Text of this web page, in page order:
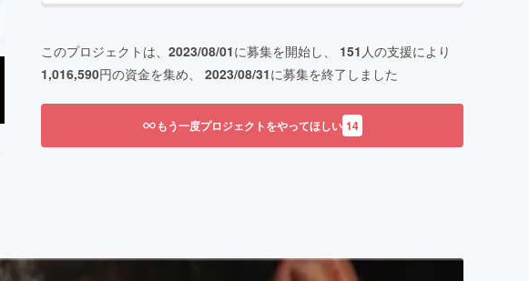
このプロジェクトは、 2023/08/01に募集を開始し、 151 人の支援により
1,016,590円の資金を集め、 2023/08/31に募集を終了しました
もう一度プロジェクトをやってほしい 14